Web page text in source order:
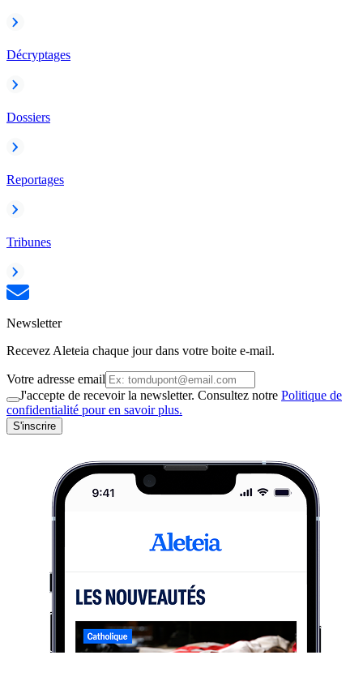
Décryptages
Dossiers
Reportages
Tribunes
Newsletter
Recevez Aleteia chaque jour dans votre boite e-mail.
Votre adresse email
J'accepte de recevoir la newsletter. Consultez notre Politique de
confidentialité pour en savoir plus.
S'inscrire